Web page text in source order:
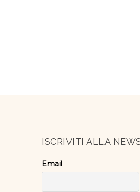
ISCRIVITI ALLA
Email